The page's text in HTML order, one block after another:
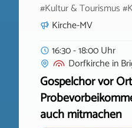
#Kultur & Tourismus
Kirche-MV
16:30 - 18:00 Uhr
Dorfkirchein
Gospelchor vor
auch mitmachen